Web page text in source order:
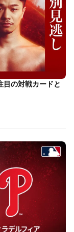
の対戦カードと